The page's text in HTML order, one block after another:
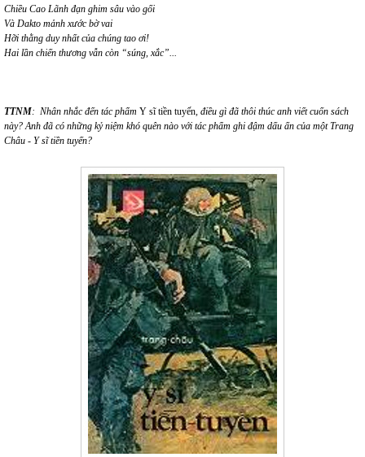
Chiều Cao Lãnh đạn ghim sâu vào gối
Và Dakto mảnh xước bờ vai
Hỡi thằng duy nhất của chúng tao ơi!
Hai lần chiến thương vẫn còn “súng, xắc”...
TTNM: Nhân nhắc đến tác phẩm Y sĩ tiền tuyến, điều gì đã thôi thúc anh viết cuốn sách
này?Anh đã có những kỷ niệm khó quên nào với tác phẩm ghi đậm dấu ấn của một Trang
Châu - Y sĩ tiền tuyến?